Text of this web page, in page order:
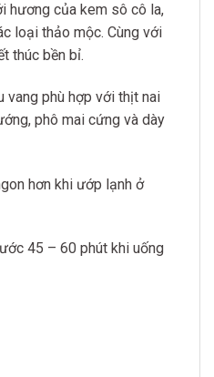
hương của kem sô cô la,
loại thảo mộc. Cùng với
thúc bền bỉ.
vang phù hợp với thịt nai
phô mai cứng và dày
hơn khi ướp lạnh ở
45 – 60 phút khi uống